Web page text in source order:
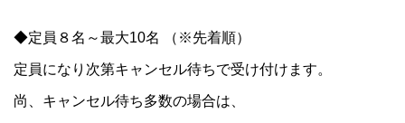
◆定員８名～最大10名 （※先着順）
定員になり次第キャンセル待ちで受け付けます。
尚、キャンセル待ち多数の場合は、